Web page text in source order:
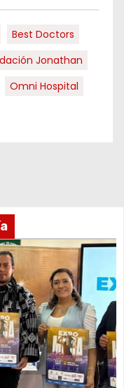
Best Doctors
Jonathan
Omni Hospital